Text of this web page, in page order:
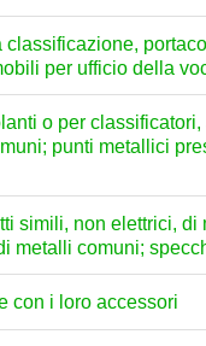
per ufficio della
o per
punti metallici
simili, non elettrici,
metalli comuni;
con i loro accessori